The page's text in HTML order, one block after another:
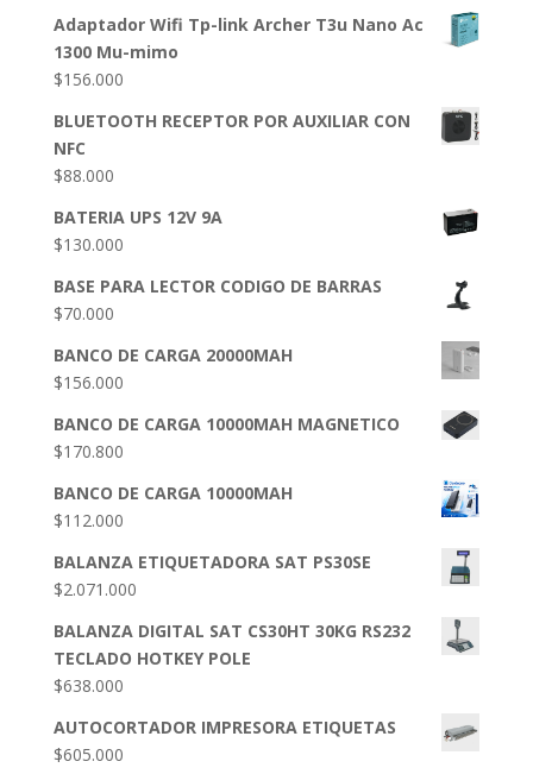
Adaptador Wifi Tp-link Archer T3u Nano Ac
1300 Mu-mimo
$156.000
BLUETOOTH RECEPTOR POR AUXILIAR CON
NFC
$88.000
BATERIA UPS 12V 9A
$130.000
BASE PARA LECTOR CODIGO DE BARRAS
$70.000
BANCO DE CARGA 20000MAH
$156.000
BANCO DE CARGA 10000MAH MAGNETICO
$170.800
BANCO DE CARGA 10000MAH
$112.000
BALANZA ETIQUETADORA SAT PS30SE
$2.071.000
BALANZA DIGITAL SAT CS30HT 30KG RS232
TECLADO HOTKEY POLE
$638.000
AUTOCORTADOR IMPRESORA ETIQUETAS
$605.000